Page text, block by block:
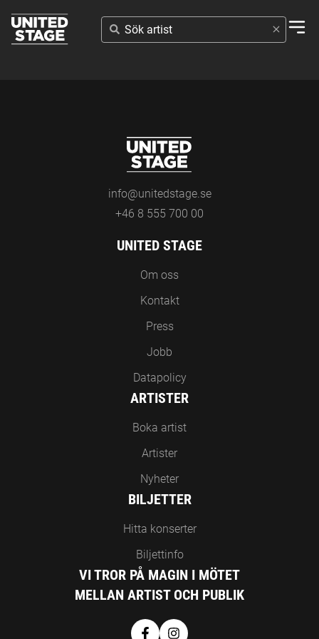
SÖK
ARTIST
info@unitedstage.se
+46 8 555 700 00
UNITED STAGE
Om oss
Kontakt
Press
Jobb
Datapolicy
ARTISTER
Boka artist
Artister
Nyheter
BILJETTER
Hitta konserter
Biljettinfo
VI TROR PÅ MAGIN I MÖTET
MELLAN ARTIST OCH PUBLIK